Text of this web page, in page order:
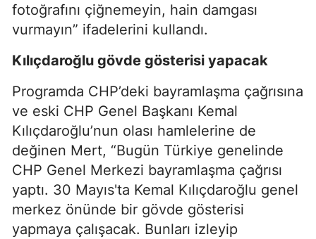
fotoğrafını çiğnemeyin, hain damgası
vurmayın” ifadelerini kullandı.
Kılıçdaroğlu gövde gösterisi yapacak
Programda CHP’deki bayramlaşma çağrısına
ve eski CHP Genel Başkanı Kemal
Kılıçdaroğlu’nun olası hamlelerine de
değinen Mert, “Bugün Türkiye genelinde
CHP Genel Merkezi bayramlaşma çağrısı
yaptı. 30 Mayıs'ta Kemal Kılıçdaroğlu genel
merkez önünde bir gövde gösterisi
yapmaya çalışacak. Bunları izleyip